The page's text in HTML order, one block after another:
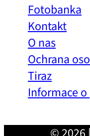
Fotobanka
Kontakt
O nas
Ochrana
Tiraz
Informace